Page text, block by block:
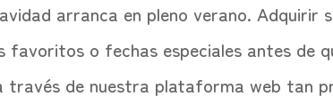
arranca en pleno verano. Adquirir
o fechas especiales antes de
través de nuestra plataforma web tan